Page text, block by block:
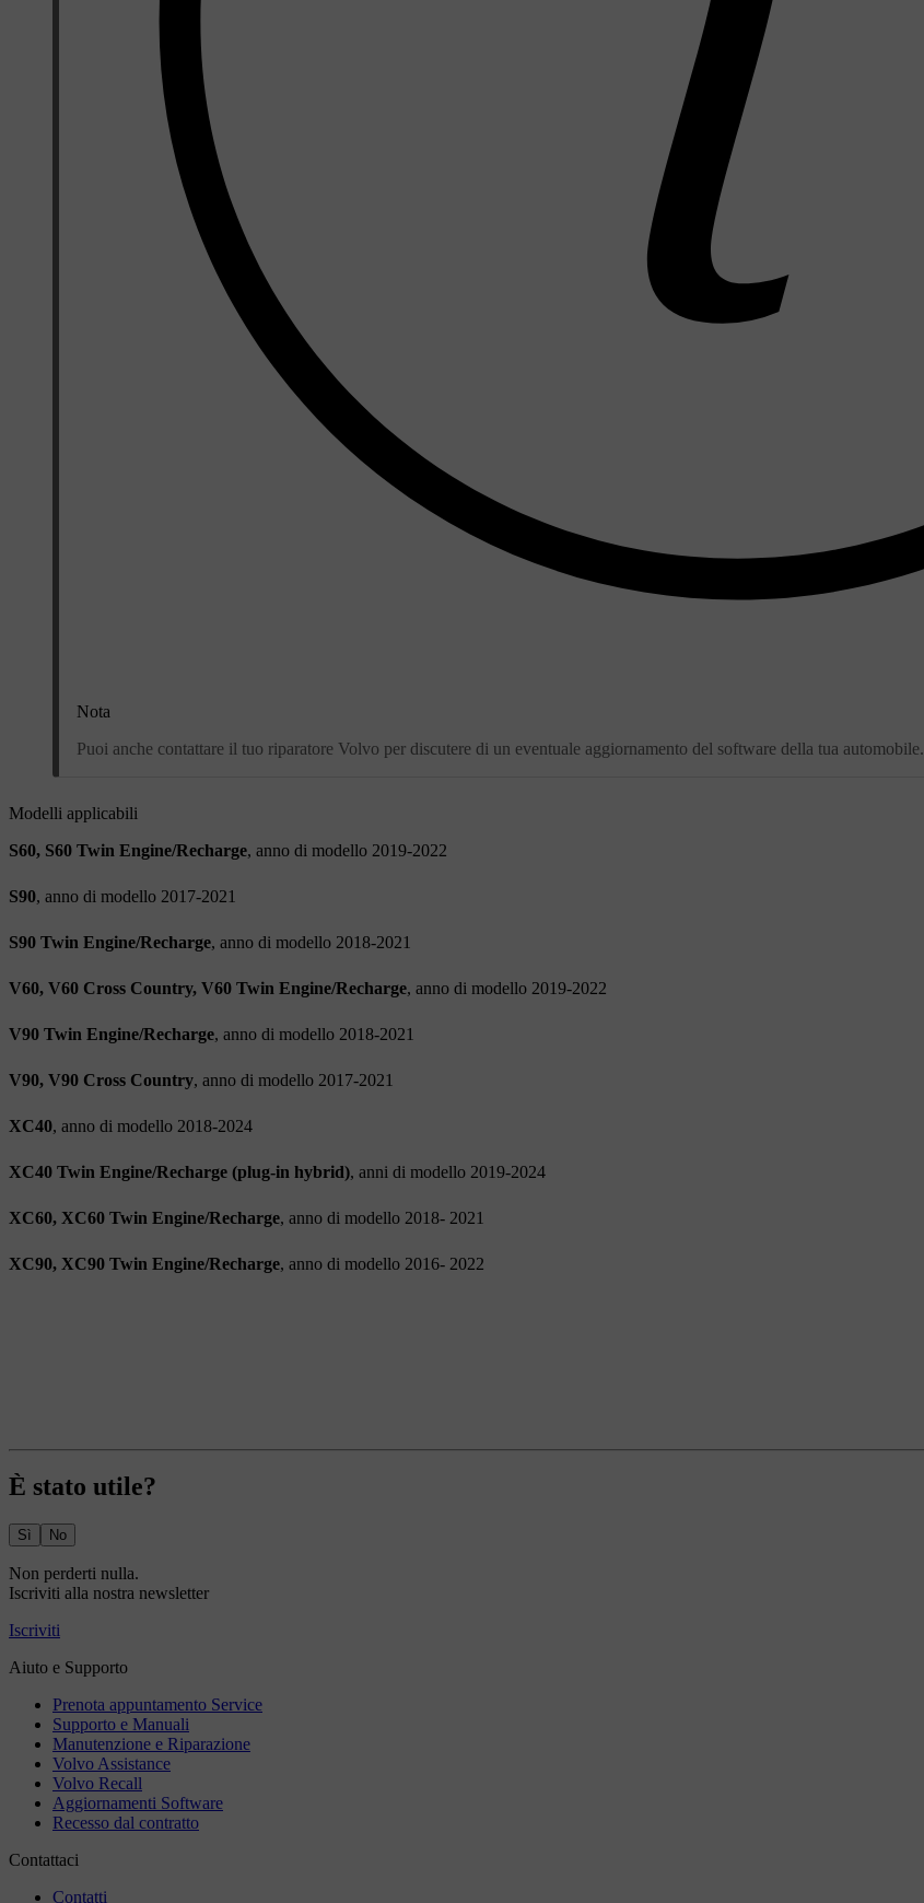
Nota
Puoi anche contattare il tuo riparatore Volvo per discutere di un eventuale aggiornamento del software della tua automobile.
Modelli applicabili
S60, S60 Twin Engine/Recharge, anno di modello 2019-2022
S90, anno di modello 2017-2021
S90 Twin Engine/Recharge, anno di modello 2018-2021
V60, V60 Cross Country, V60 Twin Engine/Recharge, anno di modello 2019-2022
V90 Twin Engine/Recharge, anno di modello 2018-2021
V90, V90 Cross Country, anno di modello 2017-2021
XC40, anno di modello 2018-2024
XC40 Twin Engine/Recharge (plug-in hybrid), anni di modello 2019-2024
XC60, XC60 Twin Engine/Recharge, anno di modello 2018- 2021
XC90, XC90 Twin Engine/Recharge, anno di modello 2016- 2022
È stato utile?
Sì No